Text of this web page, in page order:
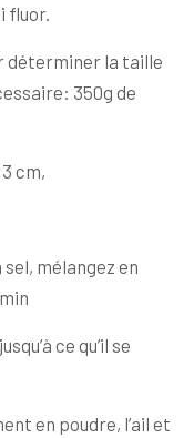
fluor.
déterminer la taille
350g de
cm,
sel, mélangez en
ce qu’il se
en poudre, l’ail et